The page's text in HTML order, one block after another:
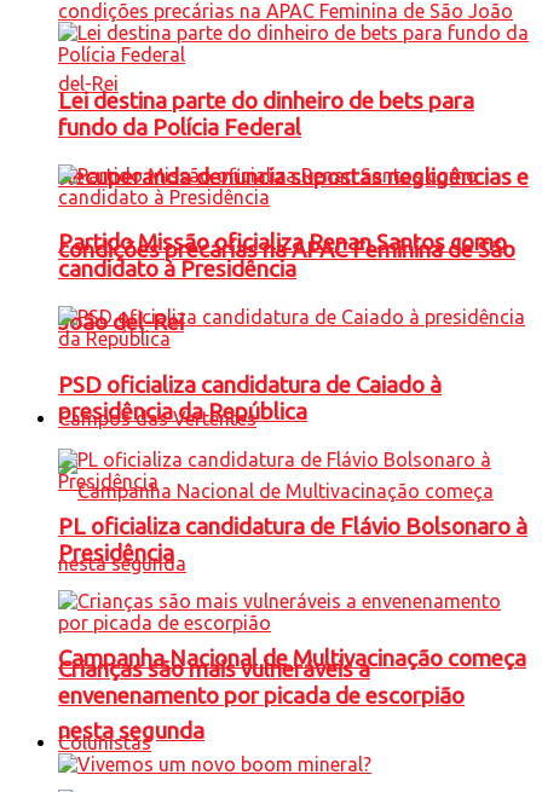
Recuperanda denuncia supostas negligências e
condições precárias na APAC Feminina de São
João del-Rei
Campos das Vertentes
Campanha Nacional de Multivacinação começa
nesta segunda
Lei destina parte do dinheiro de bets para
fundo da Polícia Federal
Partido Missão oficializa Renan Santos como
candidato à Presidência
PSD oficializa candidatura de Caiado à
presidência da República
PL oficializa candidatura de Flávio Bolsonaro à
Presidência
Crianças são mais vulneráveis a
envenenamento por picada de escorpião
Colunistas